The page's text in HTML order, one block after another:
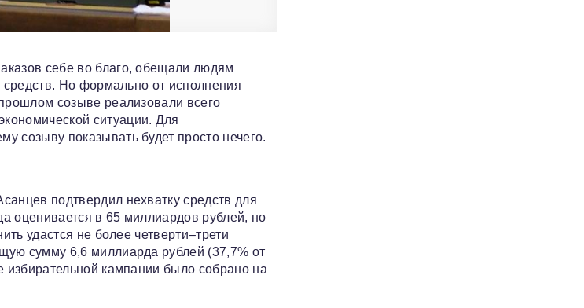
себе во благо, обещали людям
Но формально от исполнения
созыве реализовали всего
ситуации. Для
созыву показывать будет просто нечего.
подтвердил нехватку средств для
оценивается в 65 миллиардов рублей, но
удастся не более четверти–трети
сумму 6,6 миллиарда рублей (37,7% от
избирательной кампании было собрано на